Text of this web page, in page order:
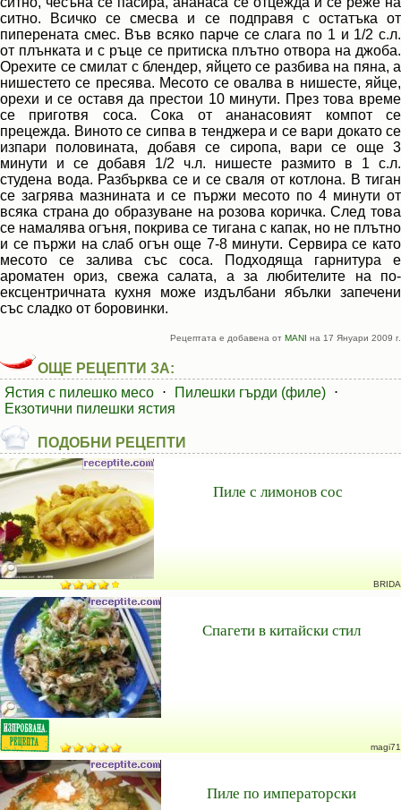
ситно. Всичко се смесва и се подправя с остатъка от
пиперената смес. Във всяко парче се слага по 1 и 1/2 с.л.
от плънката и с ръце се притиска плътно отвора на джоба.
Орехите се смилат с блендер, яйцето се разбива на пяна, а
нишестето се пресява. Месото се овалва в нишесте, яйце,
орехи и се оставя да престои 10 минути. През това време
се приготвя соса. Сока от ананасовият компот се
прецежда. Виното се сипва в тенджера и се вари докато се
изпари половината, добавя се сиропа, вари се още 3
минути и се добавя 1/2 ч.л. нишесте размито в 1 с.л.
студена вода. Разбърква се и се сваля от котлона. В тиган
се загрява мазнината и се пържи месото по 4 минути от
всяка страна до образуване на розова коричка. След това
се намалява огъня, покрива се тигана с капак, но не плътно
и се пържи на слаб огън още 7-8 минути. Сервира се като
месото се залива със соса. Подходяща гарнитура е
ароматен ориз, свежа салата, а за любителите на по-
ексцентричната кухня може издълбани ябълки запечени
със сладко от боровинки.
Рецептата е добавена от MANI на 17 Януари 2009 г.
ОЩЕ РЕЦЕПТИ ЗА:
Ястия с пилешко месо ⋅ Пилешки гърди (филе) ⋅
Екзотични пилешки ястия
ПОДОБНИ РЕЦЕПТИ
Пиле с лимонов сос
BRIDA
Спагети в китайски стил
magi71
Пиле по императорски